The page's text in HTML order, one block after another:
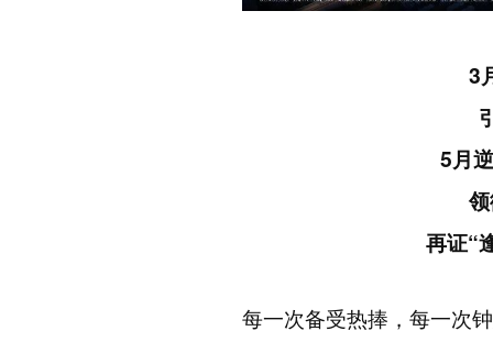
3
5月
再证“
每一次备受热捧，每一次